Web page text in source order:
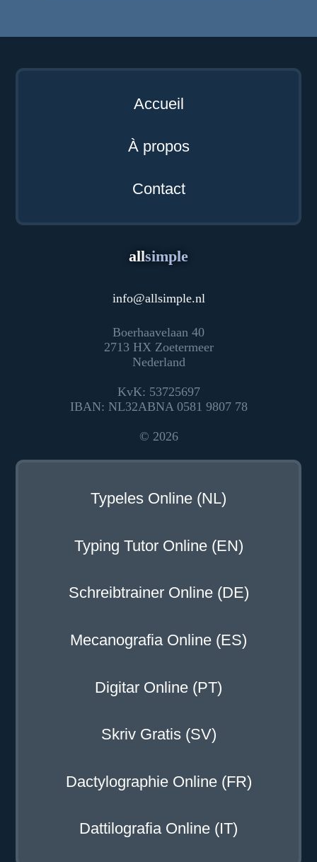
Accueil
À propos
Contact
allsimple
info@allsimple.nl
Boerhaavelaan 40
2713 HX Zoetermeer
Nederland
KvK: 53725697
IBAN: NL32ABNA 0581 9807 78
© 2026
Typeles Online (NL)
Typing Tutor Online (EN)
Schreibtrainer Online (DE)
Mecanografia Online (ES)
Digitar Online (PT)
Skriv Gratis (SV)
Dactylographie Online (FR)
Dattilografia Online (IT)